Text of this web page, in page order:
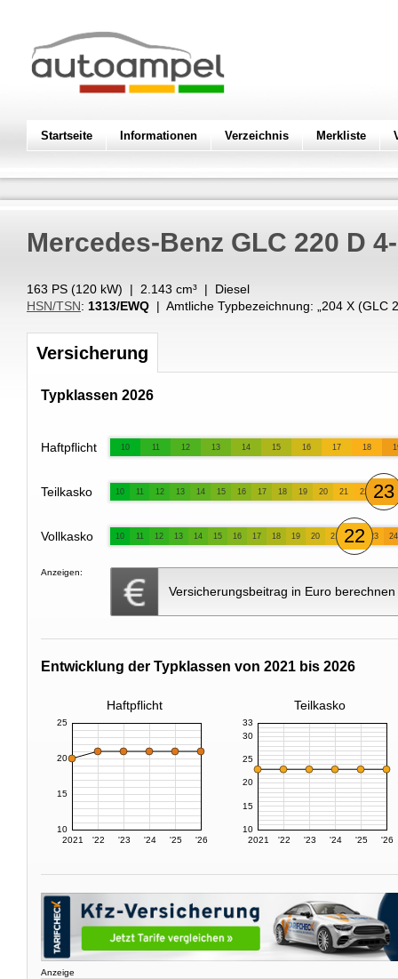
Startseite Informationen Verzeichnis Merkliste
Mercedes-Benz GLC 220 D
163 PS (120 kW) | 2.143 cm³ | Diesel
HSN/TSN: 1313/EWQ | Amtliche Typbezeichnung: „ 204 X (GLC
Versicherung
Typklassen 2026
Haftpflicht 10 11 12 13 14 15 16 17 18
Teilkasko 10 11 12 13 14 15 16 17 18 19 20 21 22 23
Vollkasko 10 11 12 13 14 15 16 17 18 19 20 21 22 23 24
Anzeigen:
Versicherungsbeitrag in Euro berechnen
Entwicklung der Typklassen von 2021 bis 2026
Haftpflicht Teilkasko
2021 '22 '23 '24 '25 '26
10
15
20
25
2021 '22 '23 '24 '25 '26
10
15
20
25
30
33
Anzeige